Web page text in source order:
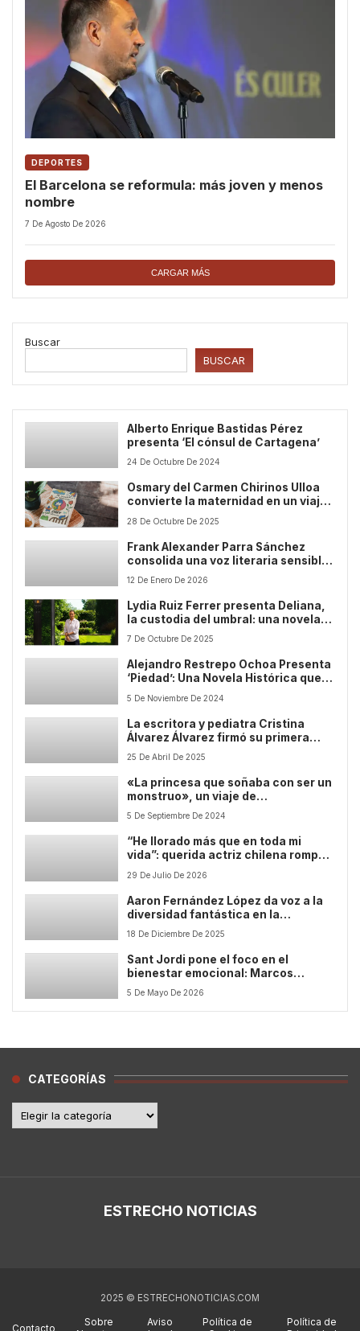
DEPORTES
El Barcelona se reformula: más joven y menos
nombre
7 De Agosto De 2026
CARGAR MÁS
Buscar
BUSCAR
Alberto Enrique Bastidas Pérez
presenta ‘El cónsul de Cartagena’
24 De Octubre De 2024
Osmary del Carmen Chirinos Ulloa
convierte la maternidad en un viaje
de autodescubrimiento con ‘Mi
mundo con adolescentes’.
28 De Octubre De 2025
Frank Alexander Parra Sánchez
consolida una voz literaria sensible
y original en la narrativa
12 De Enero De 2026
Lydia Ruiz Ferrer presenta Deliana,
la custodia del umbral: una novela
que reivindica la sensibilidad como
7 De Octubre De 2025
Alejandro Restrepo Ochoa Presenta
‘Piedad’: Una Novela Histórica que
Explora el Amor y la Violencia en
Colombia
5 De Noviembre De 2024
La escritora y pediatra Cristina
Álvarez Álvarez firmó su primera
novela, Jimena, la muerte es
mano de Editorial Letrame
25 De Abril De 2025
«La princesa que soñaba con ser un
monstruo», un viaje de
autodescubrimiento en un mundo
mágico
5 De Septiembre De 2024
“He llorado más que en toda mi
vida”: querida actriz chilena rompe
el silencio sobre su quiebre
amoroso tras 27 años y deja a todos
en shock
29 De Julio De 2026
Aaron Fernández López da voz a la
diversidad fantástica en la
literatura juvenil contemporánea
18 De Diciembre De 2025
Sant Jordi pone el foco en el
bienestar emocional: Marcos
Cabezas presenta “Causas
distintas, los mismos síntomas:
Ansiedad bajo control”
5 De Mayo De 2026
CATEGORÍAS
ESTRECHO NOTICIAS
2025 © ESTRECHONOTICIAS.COM
Contacto
Sobre
Aviso
Política de
Política de